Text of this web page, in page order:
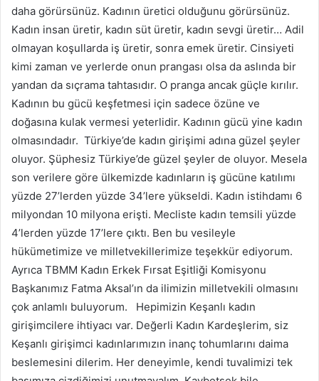
daha görürsünüz. Kadının üretici olduğunu görürsünüz.
Kadın insan üretir, kadın süt üretir, kadın sevgi üretir… Adil
olmayan koşullarda iş üretir, sonra emek üretir. Cinsiyeti
kimi zaman ve yerlerde onun prangası olsa da aslında bir
yandan da sıçrama tahtasıdır. O pranga ancak güçle kırılır.
Kadının bu gücü keşfetmesi için sadece özüne ve
doğasına kulak vermesi yeterlidir. Kadının gücü yine kadın
olmasındadır. Türkiye’de kadın girişimi adına güzel şeyler
oluyor. Şüphesiz Türkiye’de güzel şeyler de oluyor. Mesela
son verilere göre ülkemizde kadınların iş gücüne katılımı
yüzde 27’lerden yüzde 34’lere yükseldi. Kadın istihdamı 6
milyondan 10 milyona erişti. Mecliste kadın temsili yüzde
4’lerden yüzde 17’lere çıktı. Ben bu vesileyle
hükümetimize ve milletvekillerimize teşekkür ediyorum.
Ayrıca TBMM Kadın Erkek Fırsat Eşitliği Komisyonu
Başkanımız Fatma Aksal’ın da ilimizin milletvekili olmasını
çok anlamlı buluyorum. Hepimizin Keşanlı kadın
girişimcilere ihtiyacı var. Değerli Kadın Kardeşlerim, siz
Keşanlı girişimci kadınlarımızın inanç tohumlarını daima
beslemesini dilerim. Her deneyimle, kendi tuvalimizi tek